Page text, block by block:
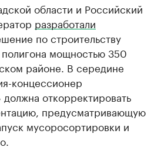
области и Российский
разработали
по строительству
мощностью 350
районе. В середине
концессионер
откорректировать
предусматривающую
мусоросортировки и